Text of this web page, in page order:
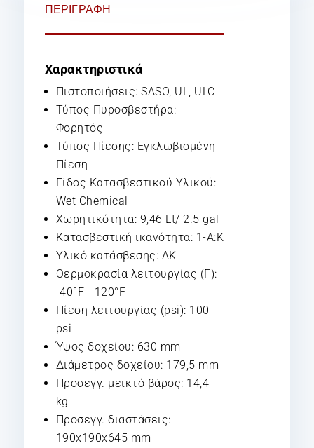
ΠΕΡΙΓΡΑΦΉ
Χαρακτηριστικά
Πιστοποιήσεις: SASO, UL, ULC
Τύπος Πυροσβεστήρα:
Φορητός
Τύπος Πίεσης: Εγκλωβισμένη
Πίεση
Είδος Κατασβεστικού Υλικού:
Wet Chemical
Χωρητικότητα: 9,46 Lt/ 2.5 gal
Κατασβεστική ικανότητα: 1-A:K
Υλικό κατάσβεσης: AK
Θερμοκρασία λειτουργίας (F):
-40°F - 120°F
Πίεση λειτουργίας (psi): 100
psi
Ύψος δοχείου: 630 mm
Διάμετρος δοχείου: 179,5 mm
Προσεγγ. μεικτό βάρος: 14,4
kg
Προσεγγ. διαστάσεις:
190x190x645 mm